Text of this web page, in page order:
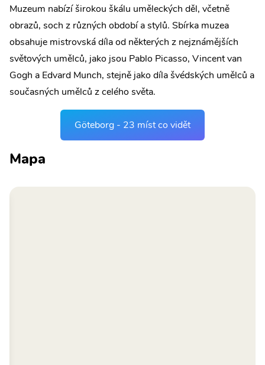
Muzeum nabízí širokou škálu uměleckých děl, včetně
obrazů, soch z různých období a stylů. Sbírka muzea
obsahuje mistrovská díla od některých z nejznámějších
světových umělců, jako jsou Pablo Picasso, Vincent van
Gogh a Edvard Munch, stejně jako díla švédských umělců a
současných umělců z celého světa.
Göteborg - 23 míst co vidět
Mapa